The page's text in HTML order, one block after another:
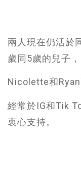
兩人現在仍活於
歲同5歲的兒子，
Nicolette和Ryan
經常於IG和Tik
衷心支持。